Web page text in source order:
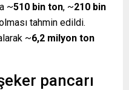
~510 bin ton, ~210 bin
tahmin edildi.
~6,2 milyon ton
pancarı